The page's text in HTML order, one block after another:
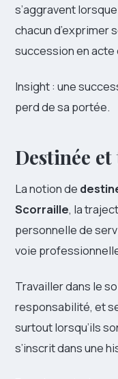
s’aggravent
chacun d’exprimer
succession en acte
Insight : une
perd de sa portée.
Destinée
La notion de
Scorraille, la
personnelle de
voie
Travailler dans le
responsabilité, et
surtout lorsqu’ils
s’inscrit dans une